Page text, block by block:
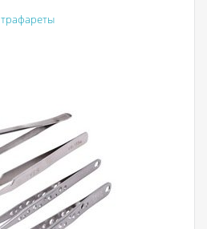
трафареты